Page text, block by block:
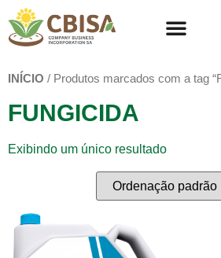
INÍCIO / Produtos marcados com a tag
FUNGICIDA
Exibindo um único resultado